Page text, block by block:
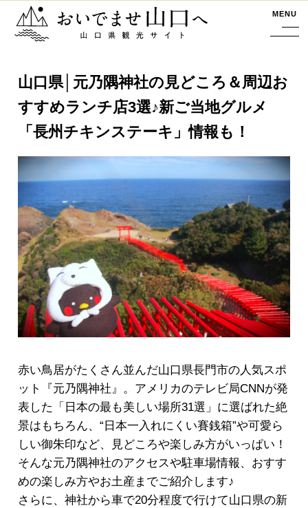
おいでませ山口へー山口県観光サイト MENU
山口県│元乃隅神社の見どころ＆周辺お
すすめランチ店3選♪新ご当地グルメ
「長州チキンステーキ」情報も！
赤い鳥居がたくさん並んだ山口県長門市の人気スポ
ット『元乃隅神社』。アメリカのテレビ局CNNが発
表した「日本の最も美しい場所31選」に選ばれた絶
景はもちろん、“日本一入れにくい賽銭箱”や可愛ら
しい御朱印など、見どころや楽しみ方がいっぱい！
そんな元乃隅神社のアクセスや駐車場情報、おすす
めの楽しみ方やお土産までご紹介します♪
さらに、神社から車で20分程度で行けて山口県の新